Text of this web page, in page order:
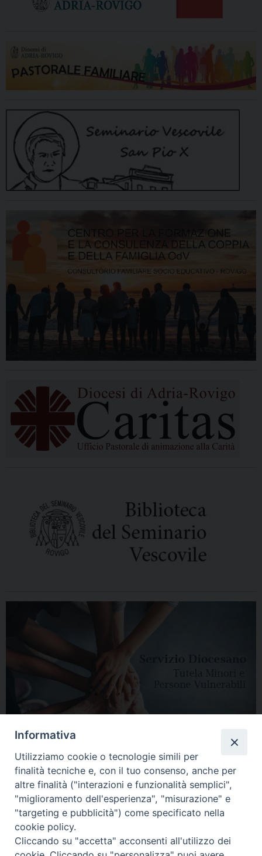
HOME DIOCESI VESCOVO CURIA VESCOVILE NEWS
APPUNTAMENTI CONTATTI SERVIZIO ANTENATI
Informativa
Utilizziamo cookie o tecnologie simili per
finalità tecniche e, con il tuo consenso, anche per
altre finalità ("interazioni e funzionalità semplici",
"miglioramento dell'esperienza", "misurazione" e
"targeting e pubblicità") come specificato nella
cookie policy.
Cliccando su "accetta" acconsenti all'utilizzo dei